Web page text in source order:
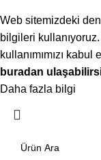
Web sitemizdeki
bilgileri
kullanımımızı
buradan
Daha fazla bilgi